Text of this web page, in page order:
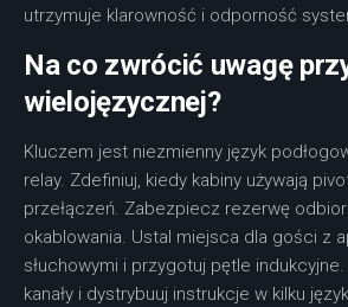
utrzymuje klarowność i odporność
Na co zwrócić uwagę
wielojęzycznej?
Kluczem jest niezmienny język
relay. Zdefiniuj, kiedy kabiny używają
przełączeń. Zabezpiecz rezerwę
okablowania. Ustal miejsca dla gości z
słuchowymi i przygotuj pętle
kanały i dystrybuuj instrukcje w kilku